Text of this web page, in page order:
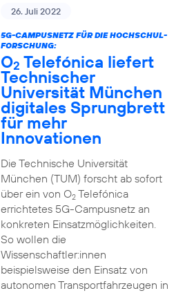
26. Juli 2022
5G-CAMPUSNETZ FÜR DIE HOCHSCHUL-
FORSCHUNG:
O2 Telefónica liefert
Technischer
Universität München
digitales Sprungbrett
für mehr
Innovationen
Die Technische Universität
München (TUM) forscht ab sofort
über ein von O2Telefónica
errichtetes 5G-Campusnetz an
konkreten Einsatzmöglichkeiten.
So wollen die
Wissenschaftler:innen
beispielsweise den Einsatz von
autonomen Transportfahrzeugen in